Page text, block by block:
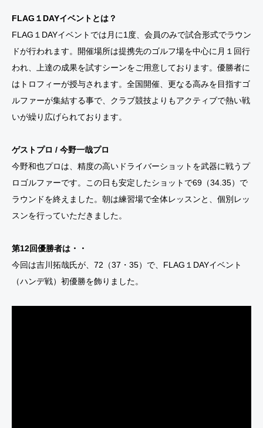
FLAG１DAYイベントとは？
FLAG１DAYイベントでは月に1度、会員のみで試合形式でラウン
ドが行われます。開催場所は提携先のゴルフ場を中心に月１回行
われ、上達の成果を試すシーンをご用意しております。優勝者に
はトロフィーが授与されます。全国開催、更なる高みを目指すゴ
ルファーが集結する事で、クラブ競技よりもアクティブで熱い戦
いが繰り広げられております。
ゲストプロ / 今野一哉プロ
今野和也プロは、精度の高いドライバーショットを武器に戦うプ
ロゴルファーです。この日も安定したショットで69（34.35）で
ラウンドを終えました。朝は練習場で全体レッスンと、個別レッ
スンを行っていただきました。
第12回優勝者は・・
今回は吉川拓哉氏が、72（37・35）で、FLAG１DAYイベント
（ハンデ戦）初優勝を飾りました。